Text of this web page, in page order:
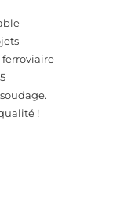
ferroviaire
!